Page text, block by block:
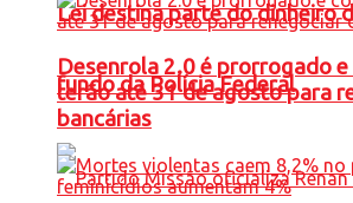
Lei destina parte do dinheiro
fundo da Polícia Federal
Desenrola 2.0 é prorrogado
terão até 31 de agosto para
bancárias